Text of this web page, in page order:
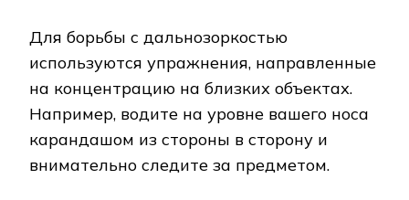
Для борьбы с дальнозоркостью
используются упражнения, направленные
на концентрацию на близких объектах.
Например, водите на уровне вашего носа
карандашом из стороны в сторону и
внимательно следите за предметом.